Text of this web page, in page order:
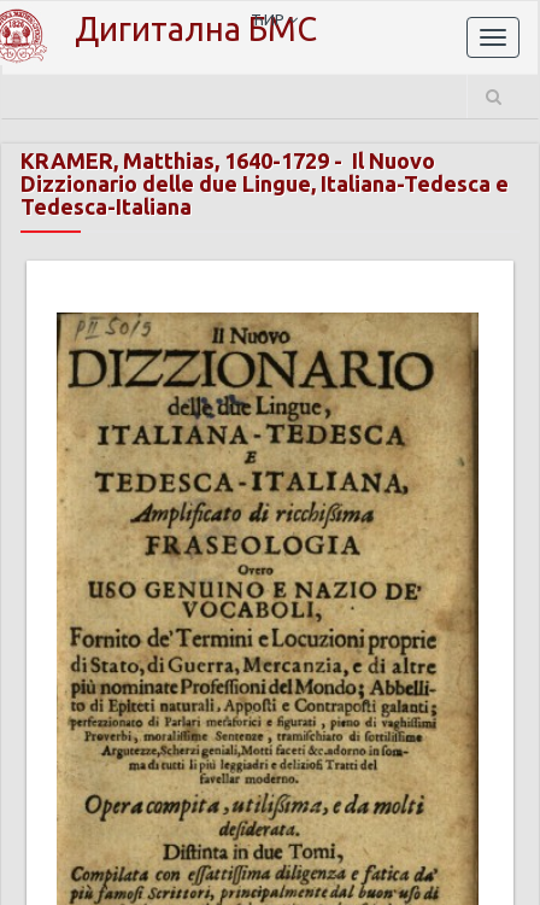
Дигитална БМС
ЋИР
KRAMER, Matthias, 1640-1729 - Il Nuovo
Dizzionario delle due Lingue, Italiana-Tedesca e
Tedesca-Italiana